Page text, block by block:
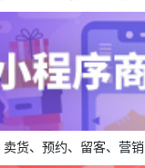
卖货、预约、留客、营销